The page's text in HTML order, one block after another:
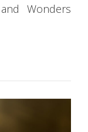
Wonders